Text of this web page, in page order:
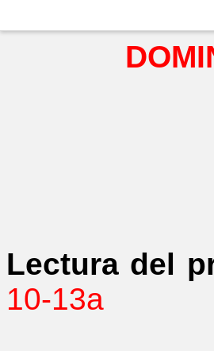
Lectura del
10-13a